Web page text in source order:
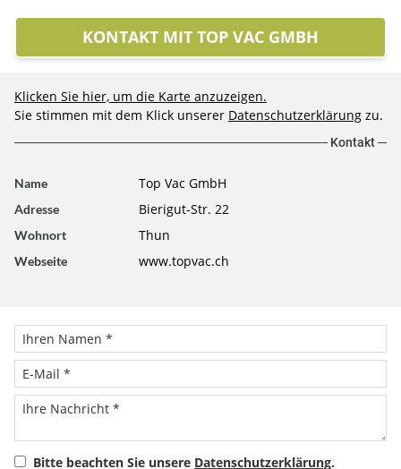
KONTAKT MIT TOP VAC GMBH
Klicken Sie hier, um die Karte anzuzeigen.
Sie stimmen mit dem Klick unserer Datenschutzerklärung zu.
Kontakt
Name Top Vac GmbH
Adresse Bierigut-Str. 22
Wohnort Thun
Webseite www.topvac.ch
Bitte beachten Sie unsere Datenschutzerklärung.